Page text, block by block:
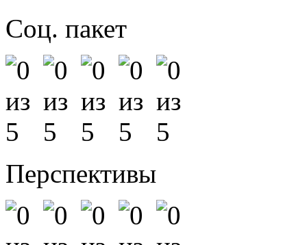
Соц. пакет
Перспективы